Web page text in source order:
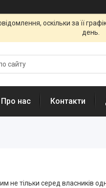
оскільки за її
день.
Про нас Контакти
тільки серед власників